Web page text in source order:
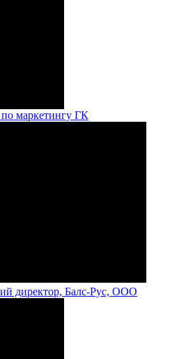
по маркетингу ГК
директор, Балс-Рус, ООО